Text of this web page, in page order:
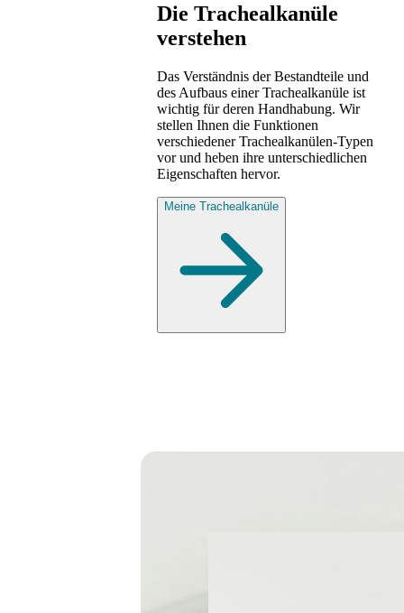
Die Trachealkanüle
verstehen
Das Verständnis der Bestandteile und
des Aufbaus einer Trachealkanüle ist
wichtig für deren Handhabung. Wir
stellen Ihnen die Funktionen
verschiedener Trachealkanülen-Typen
vor und heben ihre unterschiedlichen
Eigenschaften hervor.
Meine Trachealkanüle